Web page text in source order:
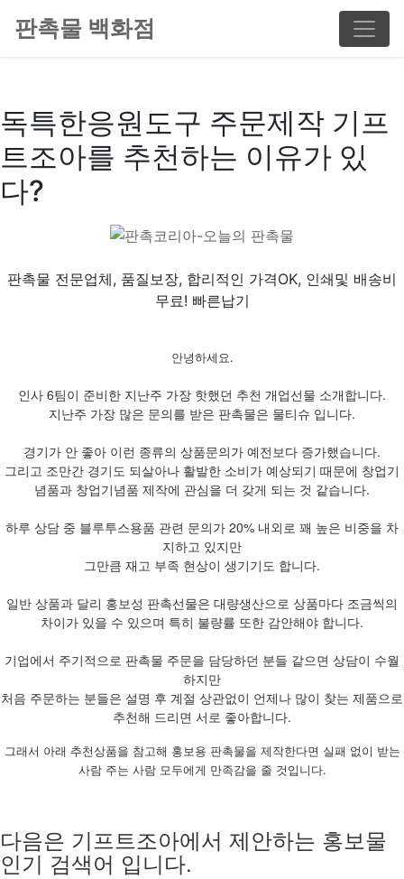
판촉물 백화점
독특한응원도구 주문제작 기프
트조아를 추천하는 이유가 있
다?
판촉물 전문업체, 품질보장, 합리적인 가격OK, 인쇄및 배송비
무료! 빠른납기
안녕하세요.
인사 6팀이 준비한 지난주 가장 핫했던 추천 개업선물 소개합니다.
지난주 가장 많은 문의를 받은 판촉물은 물티슈 입니다.
경기가 안 좋아 이런 종류의 상품문의가 예전보다 증가했습니다.
그리고 조만간 경기도 되살아나 활발한 소비가 예상되기 때문에 창업기
념품과 창업기념품 제작에 관심을 더 갖게 되는 것 같습니다.
하루 상담 중 블루투스용품 관련 문의가 20% 내외로 꽤 높은 비중을 차
지하고 있지만
그만큼 재고 부족 현상이 생기기도 합니다.
일반 상품과 달리 홍보성 판촉선물은 대량생산으로 상품마다 조금씩의
차이가 있을 수 있으며 특히 불량률 또한 감안해야 합니다.
기업에서 주기적으로 판촉물 주문을 담당하던 분들 같으면 상담이 수월
하지만
처음 주문하는 분들은 설명 후 계절 상관없이 언제나 많이 찾는 제품으로
추천해 드리면 서로 좋아합니다.
그래서 아래 추천상품을 참고해 홍보용 판촉물을 제작한다면 실패 없이 받는
사람 주는 사람 모두에게 만족감을 줄 것입니다.
다음은 기프트조아에서 제안하는 홍보물
인기 검색어 입니다.